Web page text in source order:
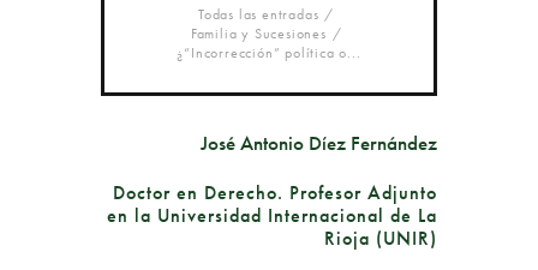
Todas las entradas
Familia y Sucesiones
¿“Incorrección” política o...
José Antonio Díez Fernández
Doctor en Derecho. Profesor Adjunto
en la Universidad Internacional de La
Rioja (UNIR)